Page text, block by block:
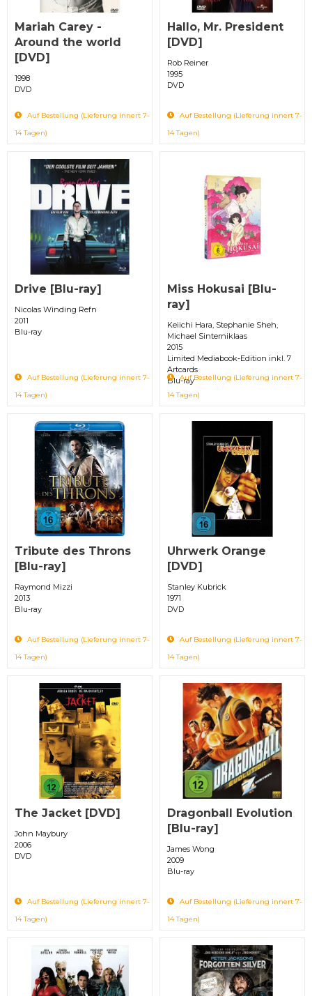
Mariah Carey -
Around the world
[DVD]
1998
DVD
Auf Bestellung (Lieferung innert 7-
14 Tagen)
Hallo, Mr. President
[DVD]
Rob Reiner
1995
DVD
Auf Bestellung (Lieferung innert 7-
14 Tagen)
Drive [Blu-ray]
Nicolas Winding Refn
2011
Blu-ray
Auf Bestellung (Lieferung innert 7-
14 Tagen)
Miss Hokusai [Blu-
ray]
Keiichi Hara, Stephanie Sheh,
Michael Sinterniklaas
2015
Limited Mediabook-Edition inkl. 7
Artcards
Blu-ray
Auf Bestellung (Lieferung innert 7-
14 Tagen)
Tribute des Throns
[Blu-ray]
Raymond Mizzi
2013
Blu-ray
Auf Bestellung (Lieferung innert 7-
14 Tagen)
Uhrwerk Orange
[DVD]
Stanley Kubrick
1971
DVD
Auf Bestellung (Lieferung innert 7-
14 Tagen)
The Jacket [DVD]
John Maybury
2006
DVD
Auf Bestellung (Lieferung innert 7-
14 Tagen)
Dragonball Evolution
[Blu-ray]
James Wong
2009
Blu-ray
Auf Bestellung (Lieferung innert 7-
14 Tagen)